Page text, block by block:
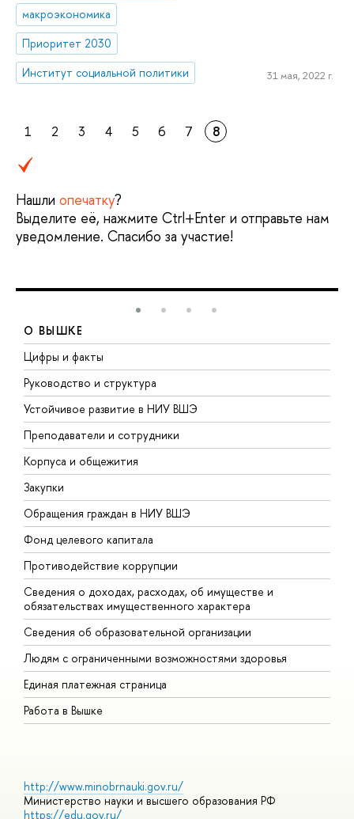
макроэкономика
Приоритет 2030
Институт социальной политики
31 мая, 2022 г.
1 2 3 4 5 6 7 8
Нашли опечатку?
Выделите её, нажмите Ctrl+Enter и отправьте нам
уведомление. Спасибо за участие!
О ВЫШКЕ
Цифры и факты
Руководство и структура
Устойчивое развитие в НИУ ВШЭ
Преподаватели и сотрудники
Корпуса и общежития
Закупки
Обращения граждан в НИУ ВШЭ
Фонд целевого капитала
Противодействие коррупции
Сведения о доходах, расходах, об имуществе и
обязательствах имущественного характера
Сведения об образовательной организации
Людям с ограниченными возможностями здоровья
Единая платежная страница
Работа в Вышке
http://www.minobrnauki.gov.ru/
Министерство науки и высшего образования РФ
https://edu.gov.ru/